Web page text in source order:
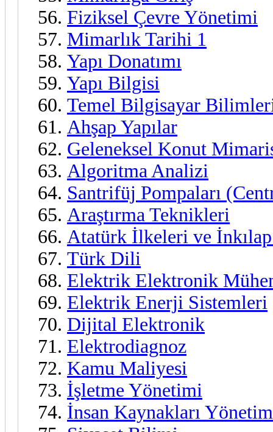
Fiziksel Çevre Yönetimi
Mimarlık Tarihi 1
Yapı Donatımı
Yapı Bilgisi
Temel Bilgisayar
Ahşap Yapılar
Geleneksel Konut
Algoritma Analizi
Santrifüj Pompaları
Araştırma Teknikleri
Atatürk İlkeleri ve
Türk Dili
Elektrik Elektronik
Elektrik Enerji Sistemleri
Dijital Elektronik
Elektrodiagnoz
Kamu Maliyesi
İşletme Yönetimi
İnsan Kaynakları